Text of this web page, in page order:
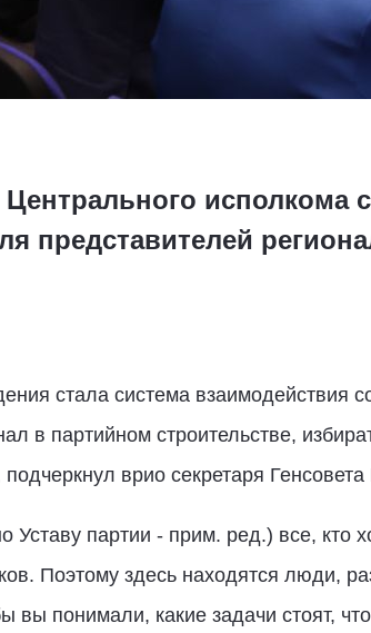
исполкома
представителей
стала система взаимодействия
в партийном строительстве,
врио секретаря Генсовета
Уставу партии - прим. ред.) все,
Поэтому здесь находятся люди,
вы понимали, какие задачи стоят,